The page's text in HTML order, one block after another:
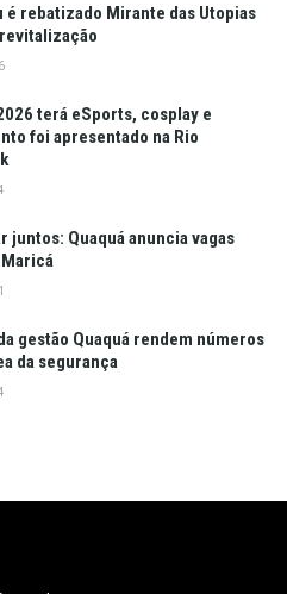
é rebatizado Mirante das Utopias
terá eSports, cosplay e
foi apresentado na Rio
juntos: Quaquá anuncia vagas
gestão Quaquá rendem números
da segurança